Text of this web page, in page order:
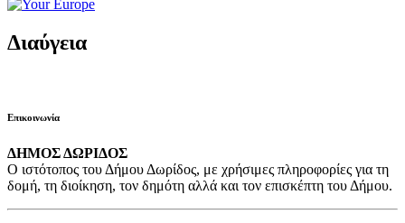
Διαύγεια
Επικοινωνία
ΔΗΜΟΣ ΔΩΡΙΔΟΣ
Ο ιστότοπος του Δήμου Δωρίδος, με χρήσιμες πληροφορίες για τη
δομή, τη διοίκηση, τον δημότη αλλά και τον επισκέπτη του Δήμου.